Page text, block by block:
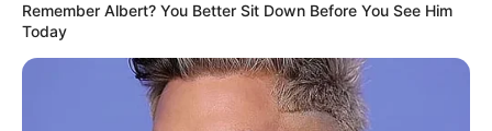
Remember Albert? You Better Sit Down Before You See Him
Today